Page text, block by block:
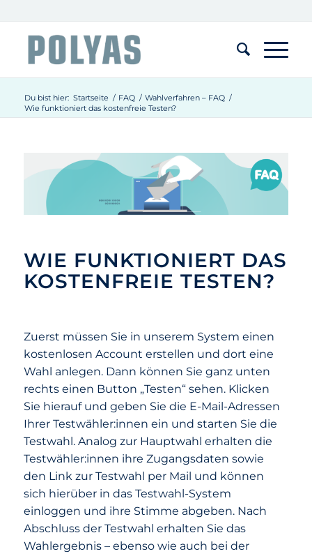
Du bist hier: Startseite / FAQ / Wahlverfahren – FAQ /
Wie funktioniert das kostenfreie Testen?
WIE FUNKTIONIERT DAS
KOSTENFREIE TESTEN?
Zuerst müssen Sie in unserem System einen
kostenlosen Account erstellen und dort eine
Wahl anlegen. Dann können Sie ganz unten
rechts einen Button „Testen“ sehen. Klicken
Sie hierauf und geben Sie die E-Mail-Adressen
Ihrer Testwähler:innen ein und starten Sie die
Testwahl. Analog zur Hauptwahl erhalten die
Testwähler:innen ihre Zugangsdaten sowie
den Link zur Testwahl per Mail und können
sich hierüber in das Testwahl-System
einloggen und ihre Stimme abgeben. Nach
Abschluss der Testwahl erhalten Sie das
Wahlergebnis – ebenso wie auch bei der